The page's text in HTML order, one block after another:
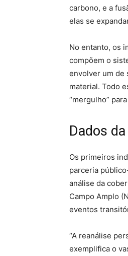
carbono, e a
elas se
No entanto, os
compõem o
envolver um de
material. Todo
“mergulho”
Dados
Os primeiros
parceria
análise da
Campo Amplo
eventos
“A reanálise
exemplifica o